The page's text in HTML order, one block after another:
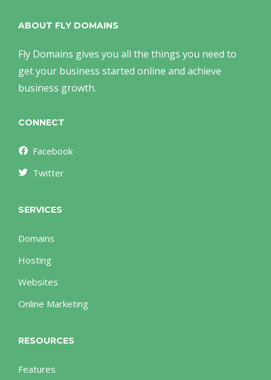
ABOUT FLY DOMAINS
Fly Domains gives you all the things you need to
get your business started online and achieve
business growth.
CONNECT
Facebook
Twitter
SERVICES
Domains
Hosting
Websites
Online Marketing
RESOURCES
Features